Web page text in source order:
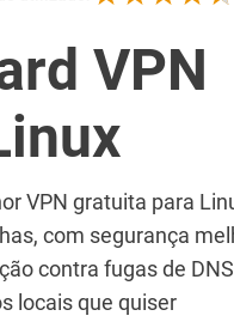
VPN
VPN gratuita para
com segurança
contra fugas de
locais que quiser